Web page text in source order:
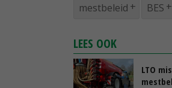
mestbeleid BES
LEES OOK
LTO